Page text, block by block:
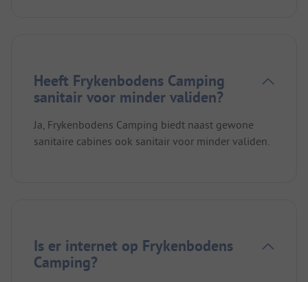
Heeft Frykenbodens Camping
sanitair voor minder validen?
Ja, Frykenbodens Camping biedt naast gewone
sanitaire cabines ook sanitair voor minder validen.
Is er internet op Frykenbodens
Camping?